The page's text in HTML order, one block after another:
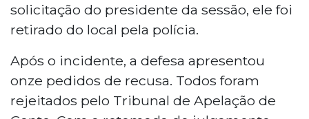
solicitação do presidente da sessão, ele foi
retirado do local pela polícia.
Após o incidente, a defesa apresentou
onze pedidos de recusa. Todos foram
rejeitados pelo Tribunal de Apelação de